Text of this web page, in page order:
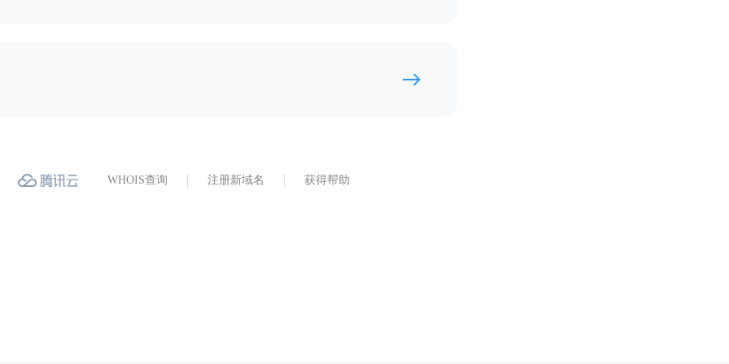
WHOIS查询 注册新域名 获得帮助